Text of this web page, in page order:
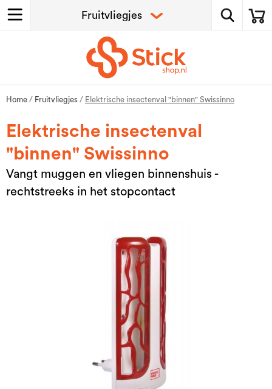
Home / Fruitvliegjes / Elektrische insectenval "binnen" Swissinno
Elektrische insectenval
"binnen" Swissinno
Vangt muggen en vliegen binnenshuis -
rechtstreeks in het stopcontact